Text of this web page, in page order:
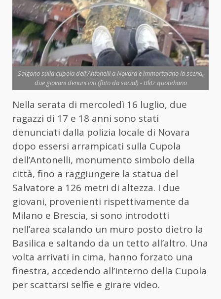
Salgono sulla cupola dell'Antonelli a Novara e immortalano la scena,
due giovani denunciati (foto da social) - Blitz quotidiano
Nella serata di mercoledì 16 luglio, due
ragazzi di 17 e 18 anni sono stati
denunciati dalla polizia locale di Novara
dopo essersi arrampicati sulla Cupola
dell’Antonelli, monumento simbolo della
città, fino a raggiungere la statua del
Salvatore a 126 metri di altezza. I due
giovani, provenienti rispettivamente da
Milano e Brescia, si sono introdotti
nell’area scalando un muro posto dietro la
Basilica e saltando da un tetto all’altro. Una
volta arrivati in cima, hanno forzato una
finestra, accedendo all’interno della Cupola
per scattarsi selfie e girare video.